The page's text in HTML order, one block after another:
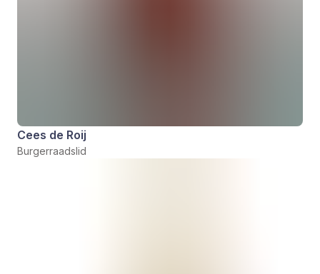
Cees de Roij
Burgerraadslid